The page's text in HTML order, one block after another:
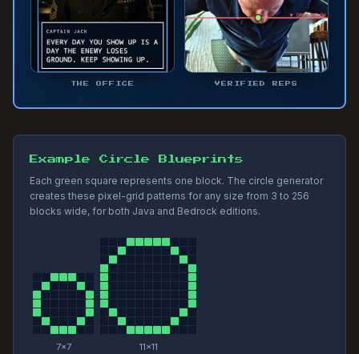
THE OFFICE VERIFIED REPS
Example Circle Blueprints
Each green square represents one block. The circle generator
creates these pixel-grid patterns for any size from 3 to 256
blocks wide, for both Java and Bedrock editions.
7×7 11×11